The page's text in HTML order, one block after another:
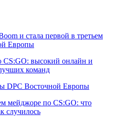
и стала первой в третьем
Европы
высокий онлайн и
команд
DPC Восточной Европы
мейджоре по CS:GO: что
случилось